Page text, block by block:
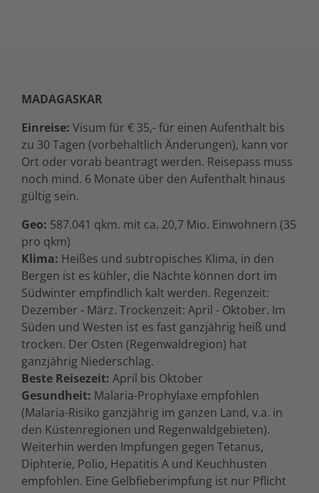
MADAGASKAR
Einreise: Visum für € 35,- für einen Aufenthalt bis
zu 30 Tagen (vorbehaltlich Änderungen), kann vor
Ort oder vorab beantragt werden. Reisepass muss
noch mind. 6 Monate über den Aufenthalt hinaus
gültig sein.
Geo: 587.041 qkm. mit ca. 20,7 Mio. Einwohnern (35
pro qkm)
Klima: Heißes und subtropisches Klima, in den
Bergen ist es kühler, die Nächte können dort im
Südwinter empfindlich kalt werden. Regenzeit:
Dezember - März. Trockenzeit: April - Oktober. Im
Süden und Westen ist es fast ganzjährig heiß und
trocken. Der Osten (Regenwaldregion) hat
ganzjährig Niederschlag.
Beste Reisezeit: April bis Oktober
Gesundheit: Malaria-Prophylaxe empfohlen
(Malaria-Risiko ganzjährig im ganzen Land, v.a. in
den Küstenregionen und Regenwaldgebieten).
Weiterhin werden Impfungen gegen Tetanus,
Diphterie, Polio, Hepatitis A und Keuchhusten
empfohlen. Eine Gelbfieberimpfung ist nur Pflicht